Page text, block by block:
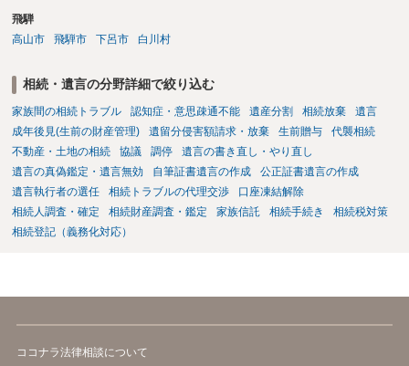
飛騨
高山市
飛騨市 下呂市 白川村
相続・遺言の分野詳細で絞り込む
家族間の相続トラブル 認知症・意思疎通不能 遺産分割 相続放棄
遺言
成年後見(生前の財産管理)
遺留分侵害額請求・放棄 生前贈与
代襲相続
不動産・土地の相続
協議 調停
遺言の書き直し・やり直し
遺言の真偽鑑定・遺言無効
自筆証書遺言の作成
公正証書遺言の作成
遺言執行者の選任
相続トラブルの代理交渉
口座凍結解除
相続人調査・確定
相続財産調査・鑑定 家族信託 相続手続き
相続税対策
相続登記（義務化対応）
ココナラ法律相談について